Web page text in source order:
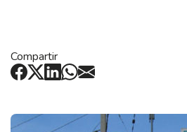
Compartir